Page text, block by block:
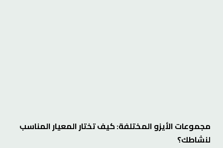
مجموعات الأيزو المختلفة: كيف تختار المعيار المناسب
لنشاطك؟